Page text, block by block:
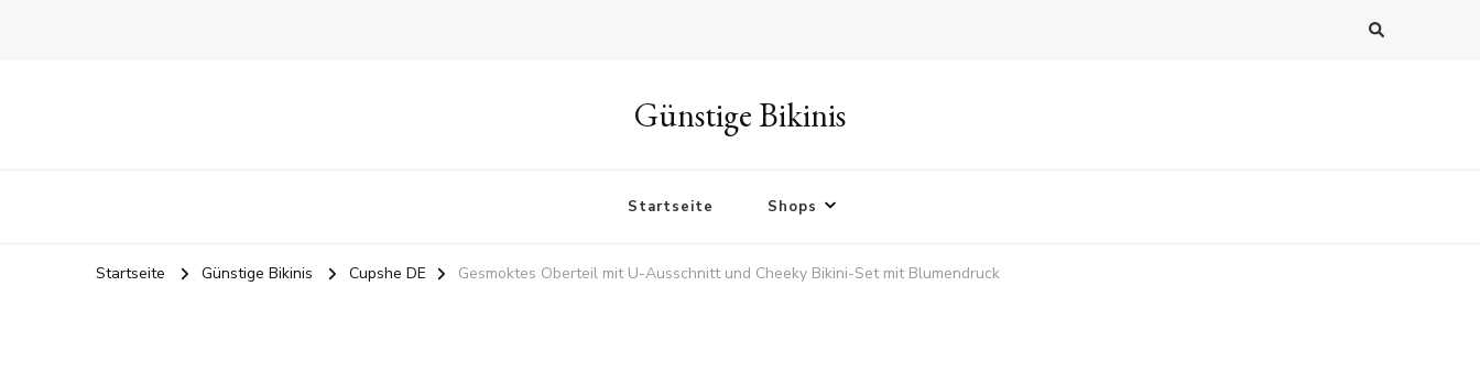
Günstige Bikinis
Startseite Shops
Startseite Günstige Bikinis Cupshe DE Gesmoktes Oberteil mit U-Ausschnitt und Cheeky Bikini-Set mit Blumendruck